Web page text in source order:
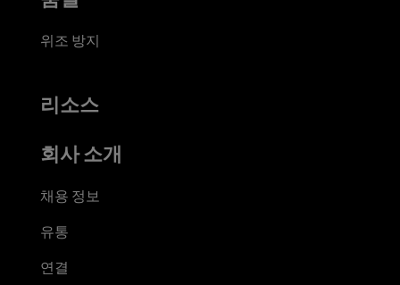
위조 방지
리소스
회사 소개
채용 정보
유통
연결